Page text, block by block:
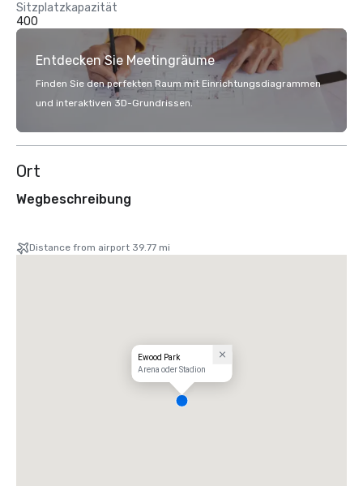
Sitzplatzkapazität
400
Entdecken Sie Meetingräume
Finden Sie den perfekten Raum mit Einrichtungsdiagrammen
und interaktiven 3D-Grundrissen.
Ort
Wegbeschreibung
Distance from airport 39.77 mi
Ewood Park
Arena oder Stadion